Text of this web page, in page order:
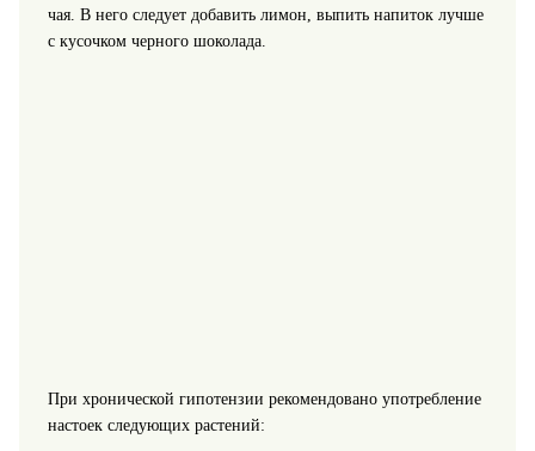
чая. В него следует добавить лимон, выпить напиток лучше
с кусочком черного шоколада.
При хронической гипотензии рекомендовано употребление
настоек следующих растений: